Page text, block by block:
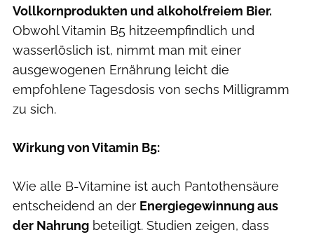
Vollkornprodukten und alkoholfreiem Bier.
Obwohl Vitamin B5 hitzeempfindlich und
wasserlöslich ist, nimmt man mit einer
ausgewogenen Ernährung leicht die
empfohlene Tagesdosis von sechs Milligramm
zu sich.
Wirkung von Vitamin B5:
Wie alle B-Vitamine ist auch Pantothensäure
entscheidend an der Energiegewinnung aus
der Nahrung beteiligt. Studien zeigen, dass